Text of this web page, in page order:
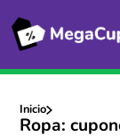
Inicio
Ropa: